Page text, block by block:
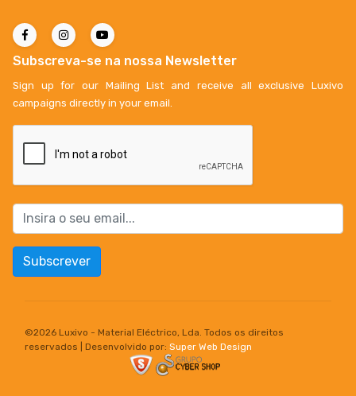
Subscreva-se na nossa Newsletter
Sign up for our Mailing List and receive all exclusive Luxivo
campaigns directly in your email.
Subscrever
©2026 Luxivo - Material Eléctrico, Lda. Todos os direitos
reservados | Desenvolvido por: Super Web Design